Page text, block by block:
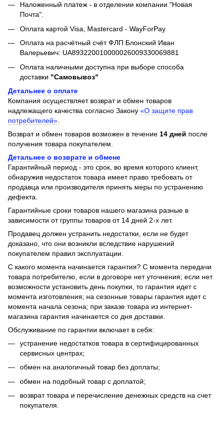
Наложенный платеж - в отделении компании "Новая
Почта".
Оплата картой Visa, Mastercard - WayForPay
Оплата на расчётный счёт ФЛП Блонский Иван
Валерьевич: UA893220010000026009330069881
Оплата наличными доступна при выборе способа
доставки "Самовывоз"
Детальнее о оплате
Компания осуществляет возврат и обмен товаров
надлежащего качества согласно Закону «О защите прав
потребителей»
Возврат и обмен товаров возможен в течение 14 дней после
получения товара покупателем.
Детальнее о возврате и обмене
Гарантийный период - это срок, во время которого клиент,
обнаружив недостаток товара имеет право требовать от
продавца или производителя принять меры по устранению
дефекта.
Гарантийные сроки товаров нашего магазина разные в
зависимости от группы товаров от 14 дней 2-х лет.
Продавец должен устранить недостатки, если не будет
доказано, что они возникли вследствие нарушений
покупателем правил эксплуатации.
С какого момента начинается гарантия? С момента передачи
товара потребителю, если в договоре нет уточнения; если нет
возможности установить день покупки, то гарантия идет с
момента изготовления; на сезонные товары гарантия идет с
момента начала сезона; при заказе товара из интернет-
магазина гарантия начинается со дня доставки.
Обслуживание по гарантии включает в себя:
устранение недостатков товара в сертифицированных
сервисных центрах;
обмен на аналогичный товар без доплаты;
обмен на подобный товар с доплатой;
возврат товара и перечисление денежных средств на счет
покупателя.